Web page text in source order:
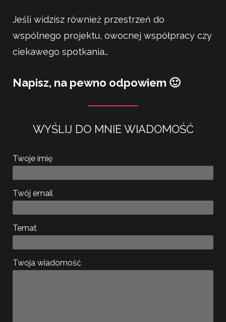
Jeśli widzisz również przestrzeń do
wspólnego projektu, owocnej współpracy czy
ciekawego spotkania…
Napisz, na pewno odpowiem 🙂
WYŚLIJ DO MNIE WIADOMOŚĆ
Twoje imię
Twój email
Temat
Twoja wiadomość